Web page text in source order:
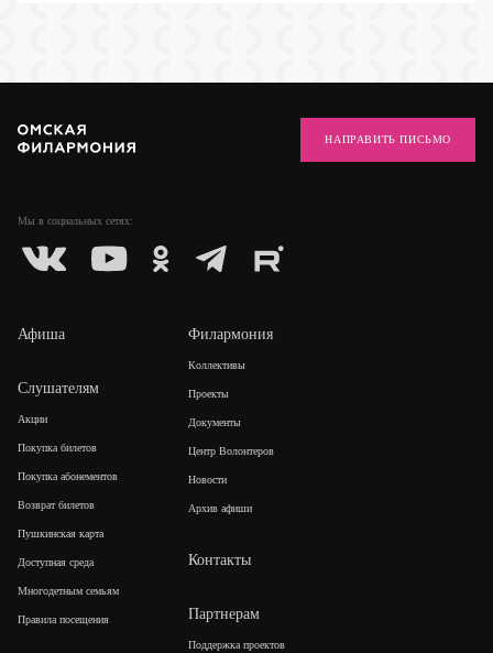
Мы в социальных сетях:
НАПРАВИТЬ ПИСЬМО
Афиша
Слушателям
Акции
Покупка билетов
Покупка абонементов
Возврат билетов
Пушкинская карта
Доступная среда
Многодетным семьям
Правила посещения
Филармония
Коллективы
Проекты
Документы
Центр Волонтеров
Новости
Архив афиши
Контакты
Партнерам
Поддержка проектов